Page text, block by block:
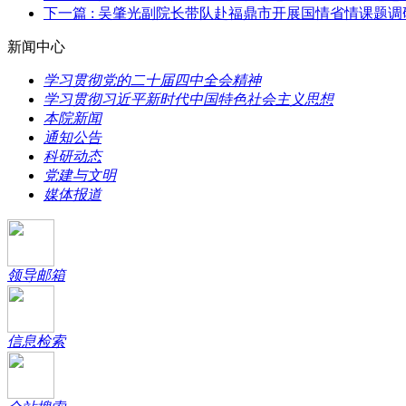
下一篇 : 吴肇光副院长带队赴福鼎市开展国情省情课题调
新闻中心
学习贯彻党的二十届四中全会精神
学习贯彻习近平新时代中国特色社会主义思想
本院新闻
通知公告
科研动态
党建与文明
媒体报道
领导邮箱
信息检索